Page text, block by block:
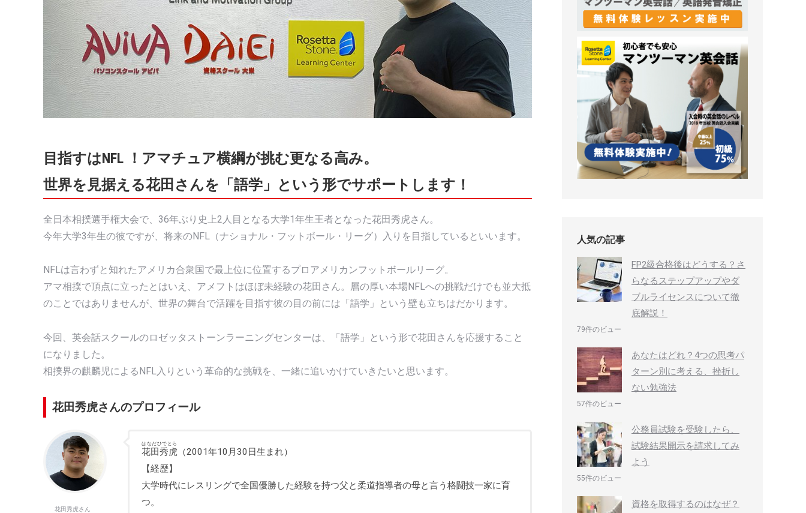
目指すはNFL ！アマチュア横綱が挑む更なる高み。
世界を見据える花田さんを「語学」という形でサポートします！
全日本相撲選手権大会で、36年ぶり史上2人目となる大学1年生王者となった花田秀虎さん。
今年大学3年生の彼ですが、将来のNFL（ナショナル・フットボール・リーグ）入りを目指しているといいます。
NFLは言わずと知れたアメリカ合衆国で最上位に位置するプロアメリカンフットボールリーグ。
アマ相撲で頂点に立ったとはいえ、アメフトはほぼ未経験の花田さん。層の厚い本場NFLへの挑戦だけでも並大抵
のことではありませんが、世界の舞台で活躍を目指す彼の目の前には「語学」という壁も立ちはだかります。
今回、英会話スクールのロゼッタストーンラーニングセンターは、「語学」という形で花田さんを応援すること
になりました。
相撲界の麒麟児によるNFL入りという革命的な挑戦を、一緒に追いかけていきたいと思います。
花田秀虎さんのプロフィール
花田秀虎さん
花田秀虎
はなだひでとら
（2001年10月30日生まれ）
【経歴】
大学時代にレスリングで全国優勝した経験を持つ父と柔道指導者の母と言う格闘技一家に育
つ。
人気の記事
FP2級合格後はどうする？さ
らなるステップアップやダ
ブルライセンスについて徹
底解説！
79件のビュー
あなたはどれ？4つの思考パ
ターン別に考える、挫折し
ない勉強法
57件のビュー
公務員試験を受験したら、
試験結果開示を請求してみ
よう
55件のビュー
資格を取得するのはなぜ？